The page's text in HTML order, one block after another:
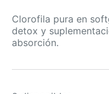
Clorofila pura en
detox y
absorción.